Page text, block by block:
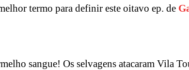
termo para definir este oitavo ep. de
sangue! Os selvagens atacaram Vila